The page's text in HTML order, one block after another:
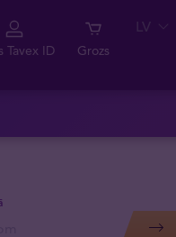
Tavex ID Grozs
LV